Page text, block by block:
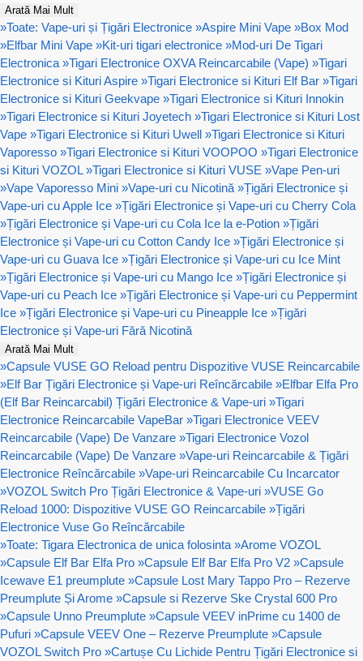
Arată Mai Mult
»Toate: Vape-uri și Țigări Electronice »Aspire Mini Vape »Box Mod
»Elfbar Mini Vape »Kit-uri tigari electronice »Mod-uri De Tigari
Electronica »Tigari Electronice OXVA Reincarcabile (Vape) »Tigari
Electronice si Kituri Aspire »Tigari Electronice si Kituri Elf Bar »Tigari
Electronice si Kituri Geekvape »Tigari Electronice si Kituri Innokin
»Tigari Electronice si Kituri Joyetech »Tigari Electronice si Kituri Lost
Vape »Tigari Electronice si Kituri Uwell »Tigari Electronice si Kituri
Vaporesso »Tigari Electronice si Kituri VOOPOO »Tigari Electronice
si Kituri VOZOL »Tigari Electronice si Kituri VUSE »Vape Pen-uri
»Vape Vaporesso Mini »Vape-uri cu Nicotină »Țigări Electronice și
Vape-uri cu Apple Ice »Țigări Electronice și Vape-uri cu Cherry Cola
»Țigări Electronice și Vape-uri cu Cola Ice la e-Potion »Țigări
Electronice și Vape-uri cu Cotton Candy Ice »Țigări Electronice și
Vape-uri cu Guava Ice »Țigări Electronice și Vape-uri cu Ice Mint
»Țigări Electronice și Vape-uri cu Mango Ice »Țigări Electronice și
Vape-uri cu Peach Ice »Țigări Electronice și Vape-uri cu Peppermint
Ice »Țigări Electronice și Vape-uri cu Pineapple Ice »Țigări
Electronice și Vape-uri Fără Nicotină
Arată Mai Mult
»Capsule VUSE GO Reload pentru Dispozitive VUSE Reincarcabile
»Elf Bar Țigări Electronice și Vape-uri Reîncărcabile »Elfbar Elfa Pro
(Elf Bar Reincarcabil) Țigări Electronice & Vape-uri »Tigari
Electronice Reincarcabile VapeBar »Tigari Electronice VEEV
Reincarcabile (Vape) De Vanzare »Tigari Electronice Vozol
Reincarcabile (Vape) De Vanzare »Vape-uri Reincarcabile & Țigări
Electronice Reîncărcabile »Vape-uri Reincarcabile Cu Incarcator
»VOZOL Switch Pro Țigări Electronice & Vape-uri »VUSE Go
Reload 1000: Dispozitive VUSE GO Reincarcabile »Țigări
Electronice Vuse Go Reîncărcabile
»Toate: Tigara Electronica de unica folosinta »Arome VOZOL
»Capsule Elf Bar Elfa Pro »Capsule Elf Bar Elfa Pro V2 »Capsule
Icewave E1 preumplute »Capsule Lost Mary Tappo Pro – Rezerve
Preumplute Și Arome »Capsule si Rezerve Ske Crystal 600 Pro
»Capsule Unno Preumplute »Capsule VEEV inPrime cu 1400 de
Pufuri »Capsule VEEV One – Rezerve Preumplute »Capsule
VOZOL Switch Pro »Cartușe Cu Lichide Pentru Țigări Electronice si